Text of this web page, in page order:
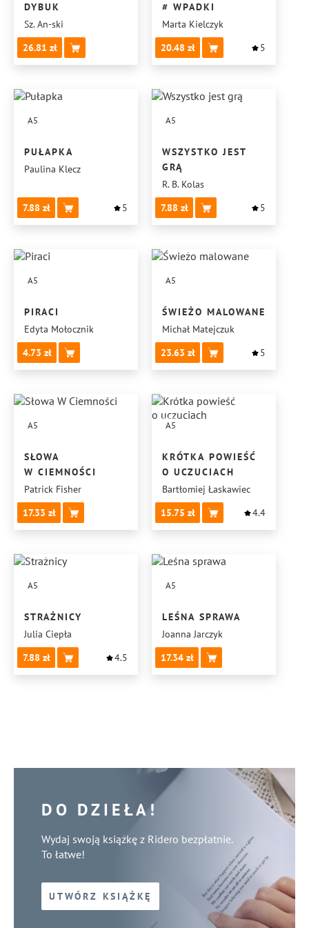
DYBUK
Sz. An-ski
26.81
# WPADKI
Marta Kielczyk
20.48
5
A5
PUŁAPKA
Paulina Klecz
7.88 5
A5
WSZYSTKO JEST
GRĄ
R. B. Kolas
7.88
5
A5
PIRACI
Edyta Mołocznik
4.73
A5
ŚWIEŻO MALOWANE
Michał Matejczuk
23.63
5
A5
SŁOWA
W CIEMNOŚCI
Patrick Fisher
17.33
A5
KRÓTKA POWIEŚĆ
O UCZUCIACH
Bartłomiej Łaskawiec
15.75
4.4
A5
STRAŻNICY
Julia Ciepła
7.88
4.5
A5
LEŚNA SPRAWA
Joanna Jarczyk
17.34
DO DZIEŁA!
Wydaj swoją książkę z Ridero bezpłatnie.
To łatwe!
UTWÓRZ KSIĄŻKĘ